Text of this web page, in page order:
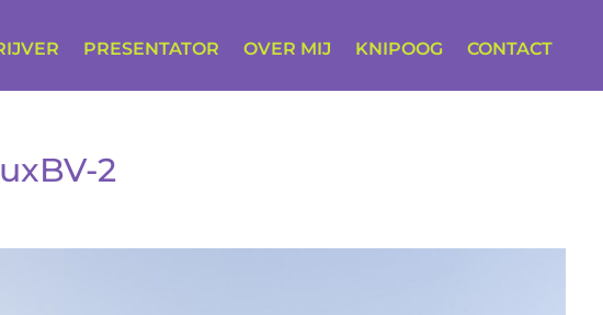
PRESENTATOR OVER MIJ KNIPOOG CONTACT
2